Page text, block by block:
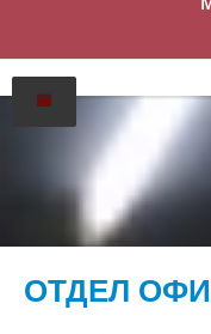
История
Лицензия и
Структура
Наши руководители
Скидки
ОТДЕЛ